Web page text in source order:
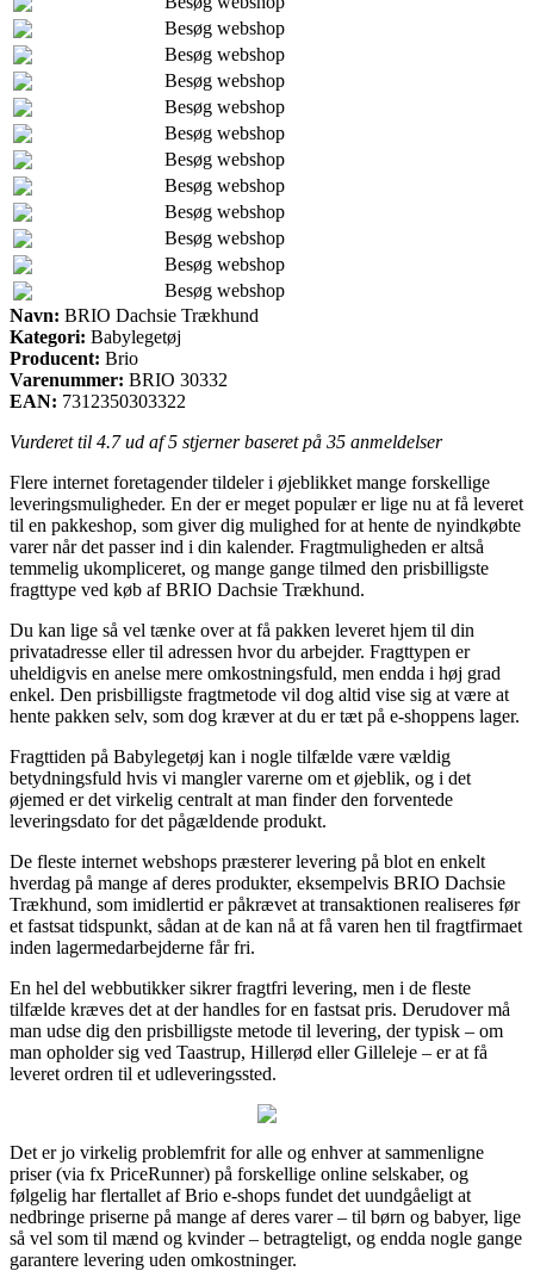
Besøg webshop
Besøg webshop
Besøg webshop
Besøg webshop
Besøg webshop
Besøg webshop
Besøg webshop
Besøg webshop
Besøg webshop
Besøg webshop
Besøg webshop
Navn: BRIO Dachsie Trækhund
Kategori: Babylegetøj
Producent: Brio
Varenummer: BRIO 30332
EAN: 7312350303322
Vurderet til 4.7ud af 5 stjerner baseret på 35 anmeldelser
Flere internet foretagender tildeler i øjeblikket mange forskellige
leveringsmuligheder. En der er meget populær er lige nu at få leveret
til en pakkeshop, som giver dig mulighed for at hente de nyindkøbte
varer når det passer ind i din kalender. Fragtmuligheden er altså
temmelig ukompliceret, og mange gange tilmed den prisbilligste
fragttype ved køb af BRIO Dachsie Trækhund.
Du kan lige så vel tænke over at få pakken leveret hjem til din
privatadresse eller til adressen hvor du arbejder. Fragttypen er
uheldigvis en anelse mere omkostningsfuld, men endda i høj grad
enkel. Den prisbilligste fragtmetode vil dog altid vise sig at være at
hente pakken selv, som dog kræver at du er tæt på e-shoppens lager.
Fragttiden på Babylegetøj kan i nogle tilfælde være vældig
betydningsfuld hvis vi mangler varerne om et øjeblik, og i det
øjemed er det virkelig centralt at man finder den forventede
leveringsdato for det pågældende produkt.
De fleste internet webshops præsterer levering på blot en enkelt
hverdag på mange af deres produkter, eksempelvis BRIO Dachsie
Trækhund, som imidlertid er påkrævet at transaktionen realiseres før
et fastsat tidspunkt, sådan at de kan nå at få varen hen til fragtfirmaet
inden lagermedarbejderne får fri.
En hel del webbutikker sikrer fragtfri levering, men i de fleste
tilfælde kræves det at der handles for en fastsat pris. Derudover må
man udse dig den prisbilligste metode til levering, der typisk – om
man opholder sig ved Taastrup, Hillerød eller Gilleleje – er at få
leveret ordren til et udleveringssted.
Det er jo virkelig problemfrit for alle og enhver at sammenligne
priser (via fx PriceRunner) på forskellige online selskaber, og
følgelig har flertallet af Brio e-shops fundet det uundgåeligt at
nedbringe priserne på mange af deres varer – til børn og babyer, lige
så vel som til mænd og kvinder – betragteligt, og endda nogle gange
garantere levering uden omkostninger.